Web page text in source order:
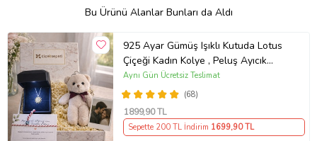
Bu Ürünü Alanlar Bunları da Aldı
925 Ayar Gümüş Işıklı Kutuda Lotus
Çiçeği Kadın Kolye , Peluş Ayıcık
Anahtarlık Marteniçka Bileklik,
Polaroid Fotoğraf Hediye
(68)
Aynı Gün Ücretsiz Teslimat
1899,90 TL
Sepette 200 TL İndirim 1699,90 TL